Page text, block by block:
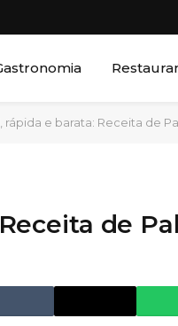
rápida e barata: Receita de
de